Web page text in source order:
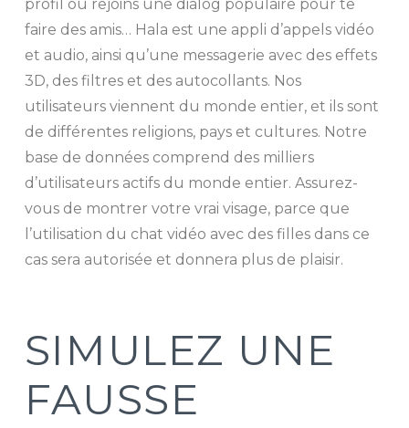
profil ou rejoins une dialog populaire pour te
faire des amis… Hala est une appli d’appels vidéo
et audio, ainsi qu’une messagerie avec des effets
3D, des filtres et des autocollants. Nos
utilisateurs viennent du monde entier, et ils sont
de différentes religions, pays et cultures. Notre
base de données comprend des milliers
d’utilisateurs actifs du monde entier. Assurez-
vous de montrer votre vrai visage, parce que
l’utilisation du chat vidéo avec des filles dans ce
cas sera autorisée et donnera plus de plaisir.
SIMULEZ UNE
FAUSSE